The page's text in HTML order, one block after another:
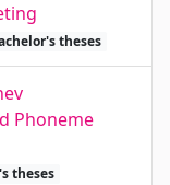
theses
Phoneme
theses